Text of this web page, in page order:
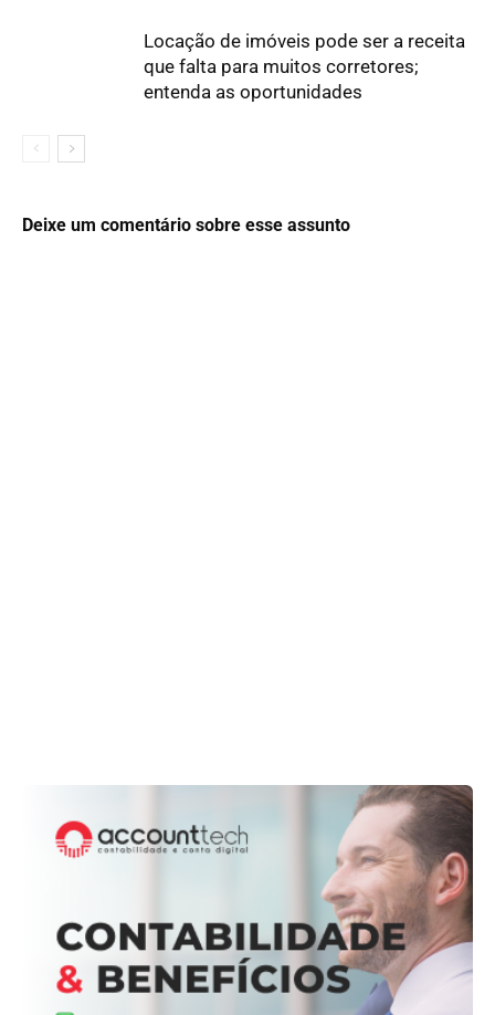
Locação de imóveis pode ser a receita
que falta para muitos corretores;
entenda as oportunidades
Deixe um comentário sobre esse assunto